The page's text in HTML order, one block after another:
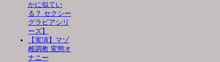
かに似てい
る？ セクシー
グラビアシリ
ーズ】
【実演】マゾ
雌調教 変態オ
ナニー